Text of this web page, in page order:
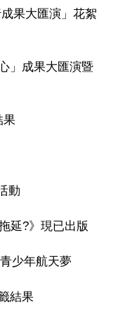
果大匯演」花絮
」成果大匯演暨
果
動
延?》現已出版
少年航天夢
結果